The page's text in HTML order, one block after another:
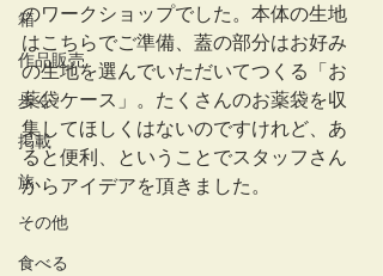
箱
作品販売
歩く
掲載
旅
その他
食べる
のワークショップでした。本体の生地
はこちらでご準備、蓋の部分はお好み
の生地を選んでいただいてつくる「お
薬袋ケース」。たくさんのお薬袋を収
集してほしくはないのですけれど、あ
ると便利、ということでスタッフさん
からアイデアを頂きました。